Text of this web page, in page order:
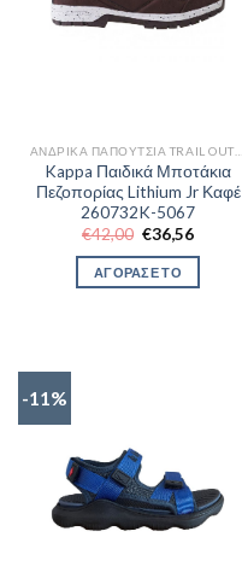
ΑΝΔΡΙΚΆ ΠΑΠΟΎΤΣΙΑ TRAIL OUTDOR
Kappa Παιδικά Μποτάκια
Πεζοπορίας Lithium Jr Καφέ
260732K-5067
€42,00 Original
price
was:
€42,00.
€36,56Η
τιμή
ΑΓΟΡΑΣΕ ΤΟ
-11%